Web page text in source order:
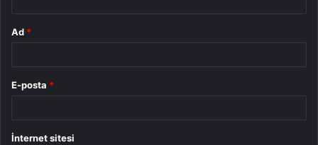
Ad *
E-posta *
İnternet sitesi